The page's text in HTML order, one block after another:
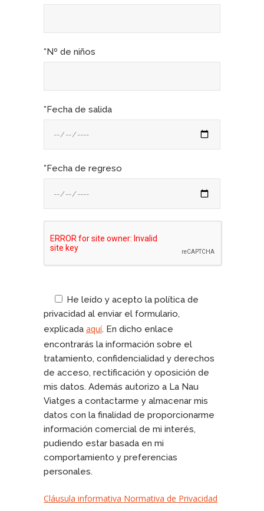
*Nº de niños
*Fecha de salida
*Fecha de regreso
He leído y acepto la política de
privacidad al enviar el formulario,
explicada aquí. En dicho enlace
encontrarás la información sobre el
tratamiento, confidencialidad y derechos
de acceso, rectificación y oposición de
mis datos. Además autorizo a La Nau
Viatges a contactarme y almacenar mis
datos con la finalidad de proporcionarme
información comercial de mi interés,
pudiendo estar basada en mi
comportamiento y preferencias
personales.
Cláusula informativa Normativa de Privacidad